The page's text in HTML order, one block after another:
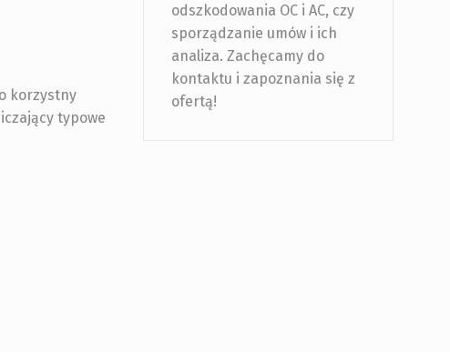
korzystny
typowe
odszkodowania OC i AC, czy
sporządzanie umów i ich
analiza. Zachęcamy do
kontaktu i zapoznania się z
ofertą!